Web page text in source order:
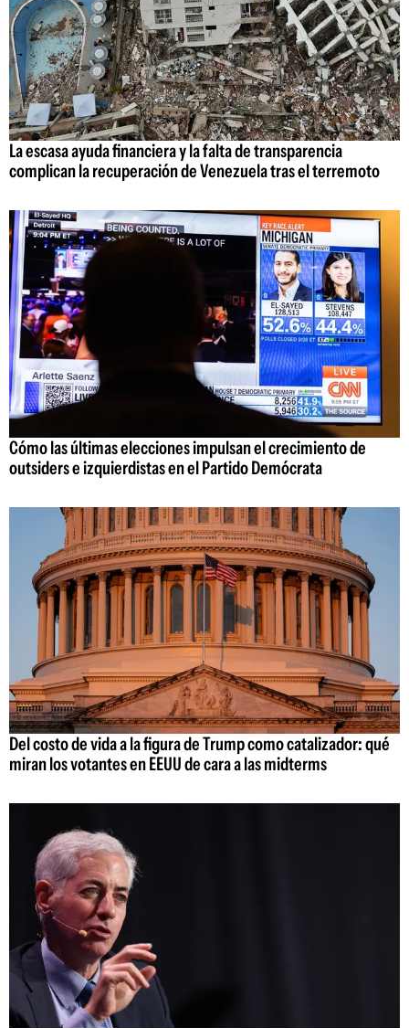
La escasa ayuda financiera y la falta de transparencia
complican la recuperación de Venezuela tras el terremoto
Cómo las últimas elecciones impulsan el crecimiento de
outsiders e izquierdistas en el Partido Demócrata
Del costo de vida a la figura de Trump como catalizador: qué
miran los votantes en EEUU de cara a las midterms